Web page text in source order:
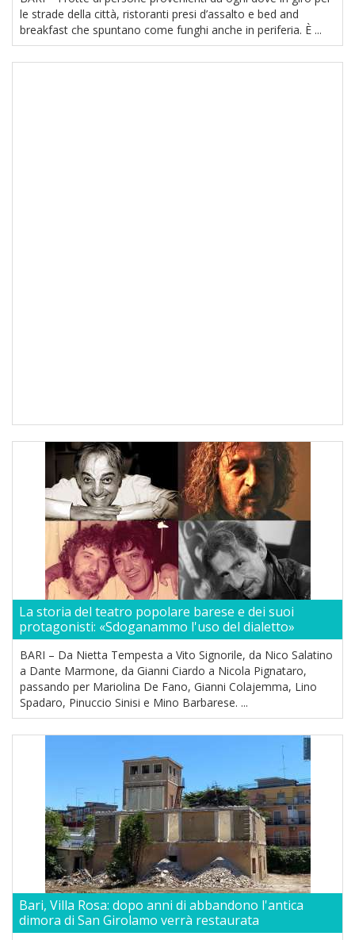
le strade della città, ristoranti presi d’assalto e bed and
breakfast che spuntano come funghi anche in periferia. È ...
La storia del teatro popolare barese e dei suoi
protagonisti: «Sdoganammo l'uso del dialetto»
BARI – Da Nietta Tempesta a Vito Signorile, da Nico Salatino
a Dante Marmone, da Gianni Ciardo a Nicola Pignataro,
passando per Mariolina De Fano, Gianni Colajemma, Lino
Spadaro, Pinuccio Sinisi e Mino Barbarese. ...
Bari, Villa Rosa: dopo anni di abbandono l'antica
dimora di San Girolamo verrà restaurata